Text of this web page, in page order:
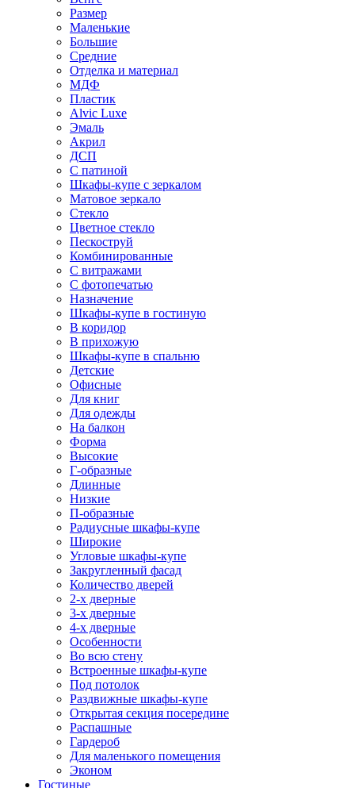
Размер
Маленькие
Большие
Средние
Отделка и материал
МДФ
Пластик
Alvic Luxe
Эмаль
Акрил
ДСП
С патиной
Шкафы-купе с зеркалом
Матовое зеркало
Стекло
Цветное стекло
Пескоструй
Комбинированные
С витражами
С фотопечатью
Назначение
Шкафы-купе в гостиную
В коридор
В прихожую
Шкафы-купе в спальню
Детские
Офисные
Для книг
Для одежды
На балкон
Форма
Высокие
Г-образные
Длинные
Низкие
П-образные
Радиусные шкафы-купе
Широкие
Угловые шкафы-купе
Закругленный фасад
Количество дверей
2-х дверные
3-х дверные
4-х дверные
Особенности
Во всю стену
Встроенные шкафы-купе
Под потолок
Раздвижные шкафы-купе
Открытая секция посередине
Распашные
Гардероб
Для маленького помещения
Эконом
Гостиные